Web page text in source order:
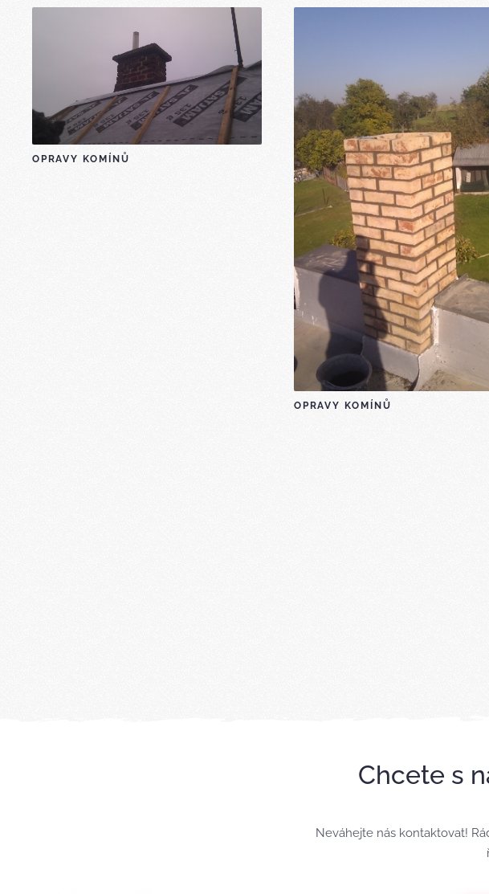
OPRAVY KOMÍNŮ
OPRAVY KOMÍNŮ
Chcete s
Neváhejte nás kontaktovat!